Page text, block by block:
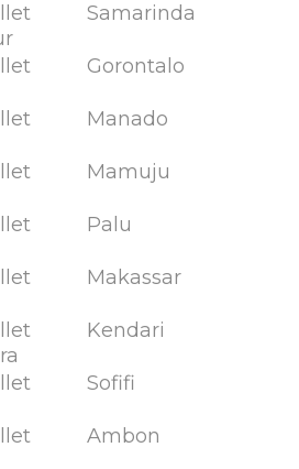
Samarinda
Gorontalo
Manado
Mamuju
Palu
Makassar
Kendari
Sofifi
Ambon